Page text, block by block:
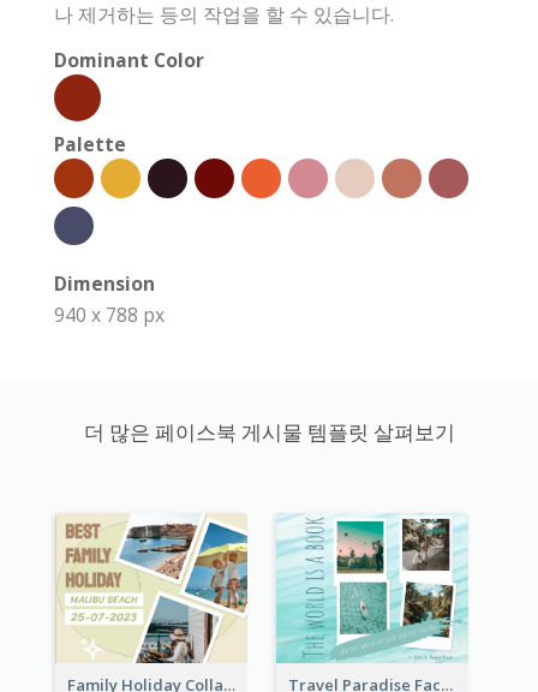
나 제거하는 등의 작업을 할 수 있습니다.
Dominant Color
Palette
Dimension
940 x 788 px
더 많은 페이스북 게시물 템플릿 살펴보기
Family Holiday Collage Facebook Post Travel Paradise Facebook Post